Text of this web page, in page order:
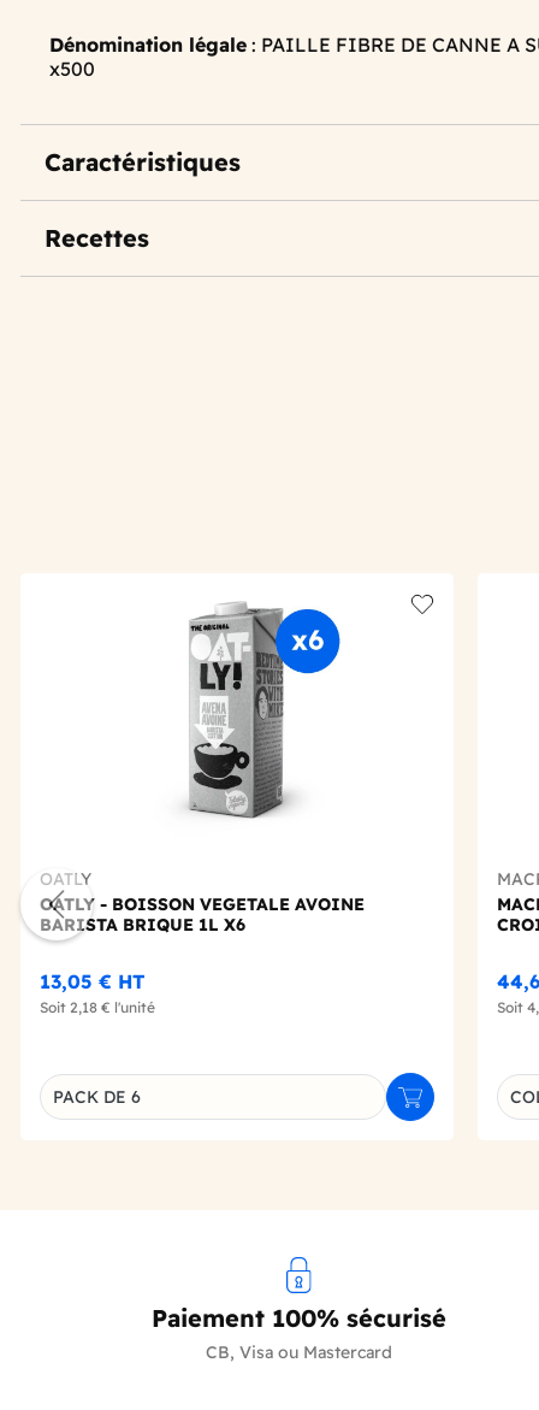
Dénomination légale : PAILLE FIBRE DE CANNE A
x500
Caractéristiques
Recettes
OATLY
OATLY - BOISSON VEGETALE AVOINE
BARISTA BRIQUE 1L X6
13,05 € HT
Soit 2,18 € l'unité
Déclinaison du produit
PACK DE 6 Ajouter au
Soit
Paiement 100% sécurisé
CB, Visa ou Mastercard